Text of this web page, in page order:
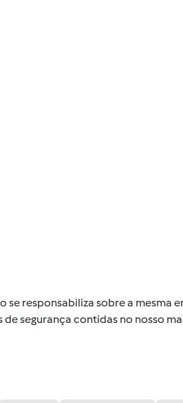
se responsabiliza sobre a mesma
segurança contidas no nosso